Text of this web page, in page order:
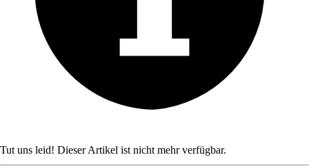
Tut uns leid! Dieser Artikel ist nicht mehr verfügbar.